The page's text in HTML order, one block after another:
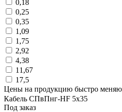
0,18
0,25
0,35
1,09
1,75
2,92
4,38
11,67
17,5
Цены на продукцию быстро
Кабель СПвПнг-HF 5х35
Под заказ